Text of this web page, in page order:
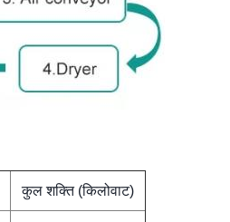
कुल शक्ति (किलोवाट)